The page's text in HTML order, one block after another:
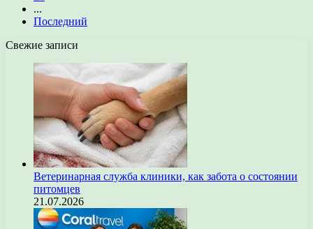
...
Последний
Свежие записи
Ветеринарная служба клиники, как забота о состоянии
питомцев
21.07.2026